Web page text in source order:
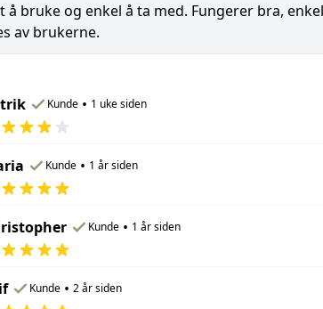
bruke og enkel å ta med. Fungerer bra,
av brukerne.
Kunde • 1 uke siden
Kunde • 1 år siden
Kunde • 1 år siden
Kunde • 2 år siden